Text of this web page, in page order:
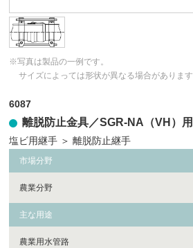
※写真は製品の一例です。
サイズによっては形状が異なる場合があります
6087
離脱防止金具／SGR-NA（VH）用
塩ビ用継手 ＞ 離脱防止継手
市場分野
農業分野
主な用途
農業用水管路